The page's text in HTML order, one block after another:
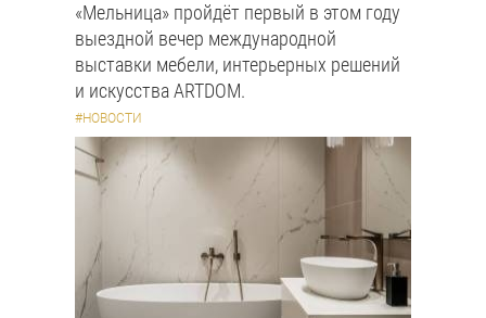
«Мельница» пройдёт первый в этом году
выездной вечер международной
выставки мебели, интерьерных решений
и искусства ARTDOM.
#НОВОСТИ